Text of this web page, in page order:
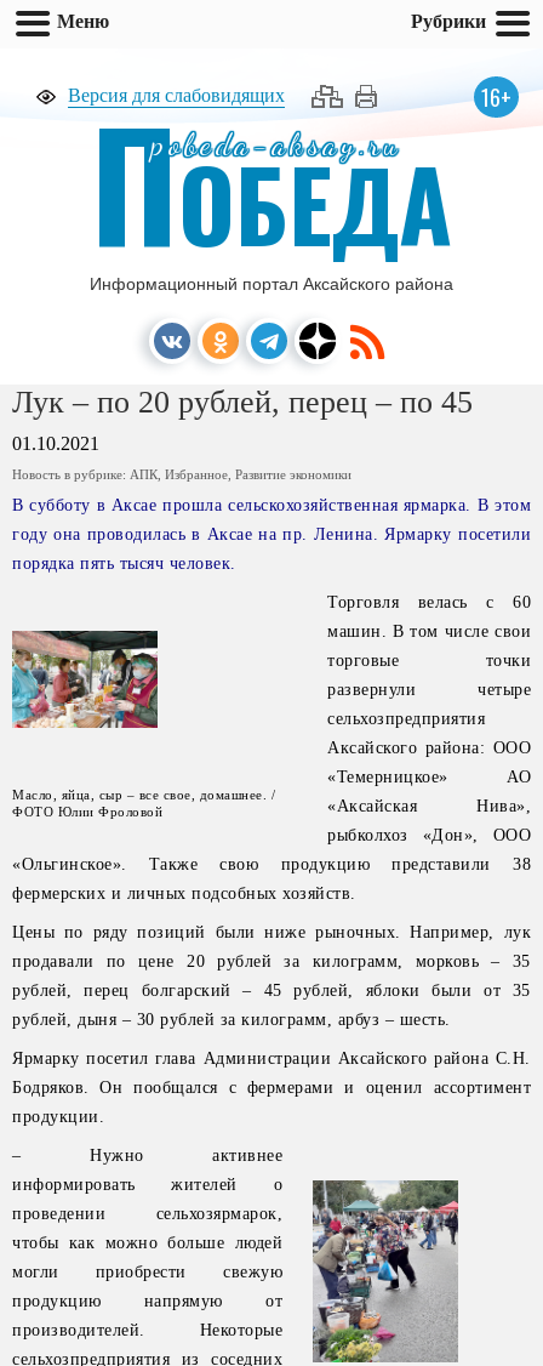
Версия для слабовидящих 16+
pobeda-aksay.ru
ПОБЕДА
Информационный портал Аксайского района
Лук – по 20 рублей, перец – по 45
01.10.2021
Новость в рубрике: АПК Избранное Развитие экономики
В субботу в Аксае прошла сельскохозяйственная ярмарка. В этом
году она проводилась в Аксае на пр. Ленина. Ярмарку посетили
порядка пять тысяч человек.
Масло, яйца, сыр – все свое, домашнее. /
ФОТО Юлии Фроловой
Торговля велась с 60
машин. В том числе свои
торговые точки
развернули четыре
сельхозпредприятия
Аксайского района: ООО
«Темерницкое» АО
«Аксайская Нива»,
рыбколхоз «Дон», ООО
«Ольгинское». Также свою продукцию представили 38
фермерских и личных подсобных хозяйств.
Цены по ряду позиций были ниже рыночных. Например, лук
продавали по цене 20 рублей за килограмм, морковь – 35
рублей, перец болгарский – 45 рублей, яблоки были от 35
рублей, дыня – 30 рублей за килограмм, арбуз – шесть.
Ярмарку посетил глава Администрации Аксайского района С.Н.
Бодряков. Он пообщался с фермерами и оценил ассортимент
продукции.
– Нужно активнее
информировать жителей о
проведении сельхозярмарок,
чтобы как можно больше людей
могли приобрести свежую
продукцию напрямую от
производителей. Некоторые
сельхозпредприятия из соседних
Меню Рубрики